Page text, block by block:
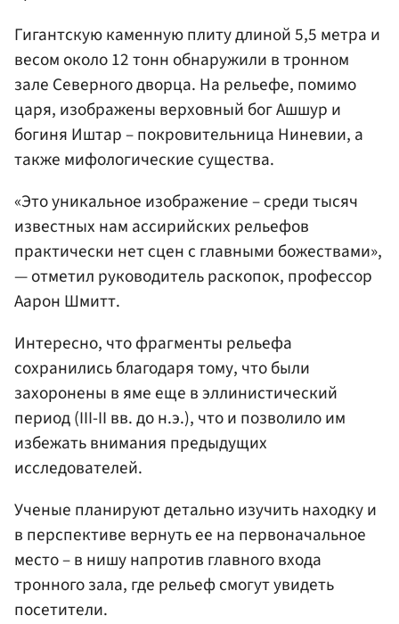
Гигантскую каменную плиту длиной 5,5 метра и
весом около 12 тонн обнаружили в тронном
зале Северного дворца. На рельефе, помимо
царя, изображены верховный бог Ашшур и
богиня Иштар – покровительница Ниневии, а
также мифологические существа.
«Это уникальное изображение – среди тысяч
известных нам ассирийских рельефов
практически нет сцен с главными божествами»,
— отметил руководитель раскопок, профессор
Аарон Шмитт.
Интересно, что фрагменты рельефа
сохранились благодаря тому, что были
захоронены в яме еще в эллинистический
период (III-II вв. до н.э.), что и позволило им
избежать внимания предыдущих
исследователей.
Ученые планируют детально изучить находку и
в перспективе вернуть ее на первоначальное
место – в нишу напротив главного входа
тронного зала, где рельеф смогут увидеть
посетители.